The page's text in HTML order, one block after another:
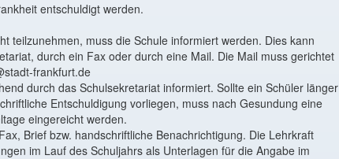
entschuldigt werden.
teilzunehmen, muss die Schule informiert werden. Dies kann
durch ein Fax oder durch eine Mail. Die Mail muss gerichtet
frankfurt.de
durch das Schulsekretariat informiert. Sollte ein Schüler länger
Entschuldigung vorliegen, muss nach Gesundung eine
eingereicht werden.
Brief bzw. handschriftliche Benachrichtigung. Die Lehrkraft
im Lauf des Schuljahrs als Unterlagen für die Angabe im